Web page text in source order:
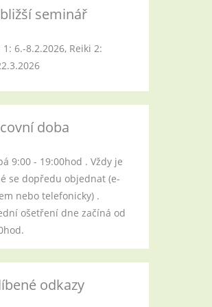
seminář
1: 6.-8.2.2026, Reiki 2:
doba
9:00 - 19:00hod . Vždy je
se dopředu objednat (e-
nebo telefonicky) .
ošetření dne začíná od
odkazy